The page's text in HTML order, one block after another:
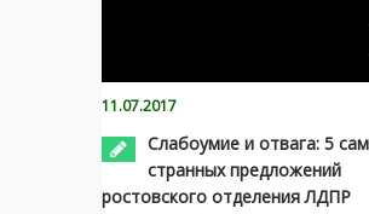
11.07.2017
Слабоумие и отвага: 5
странных предложений
ростовского отделения ЛДПР